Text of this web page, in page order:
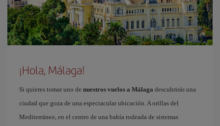
¡Hola, Málaga!
Si quieres tomar uno de nuestros vuelos a Málaga descubrirás una
ciudad que goza de una espectacular ubicación. A orillas del
Mediterráneo, en el centro de una bahía rodeada de sistemas